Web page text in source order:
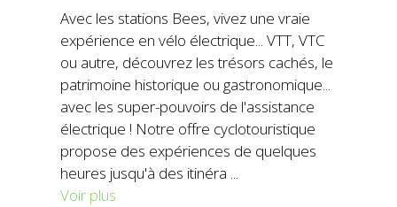
Avec les stations Bees, vivez une vraie
expérience en vélo électrique... VTT, VTC
ou autre, découvrez les trésors cachés, le
patrimoine historique ou gastronomique...
avec les super-pouvoirs de l'assistance
électrique ! Notre offre cyclotouristique
propose des expériences de quelques
heures jusqu'à des itinéra ...
Voir plus